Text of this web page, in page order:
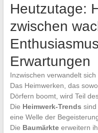
Heutzutage:
zwischen
Erwartungen
Inzwischen verwandelt sich
Das Heimwerken, das
Dörfern boomt, wird Teil
Die Heimwerk-Trends
eine Welle der
Die Baumärkteerweitern